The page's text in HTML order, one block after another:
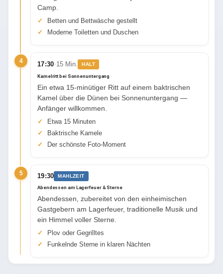
Camp.
Betten und Bettwäsche gestellt
Moderne Toiletten und Duschen
4 17:30· 15 Min. HALT
Kamelritt bei Sonnenuntergang
Ein etwa 15-minütiger Ritt auf einem baktrischen
Kamel über die Dünen bei Sonnenuntergang —
Anfänger willkommen.
Etwa 15 Minuten
Baktrische Kamele
Der schönste Foto-Moment
5 19:30 MAHLZEIT
Abendessen am Lagerfeuer & Sterne
Abendessen, zubereitet von den einheimischen
Gastgebern am Lagerfeuer, traditionelle Musik und
ein Himmel voller Sterne.
Plov oder Gegrilltes
Funkelnde Sterne in klaren Nächten